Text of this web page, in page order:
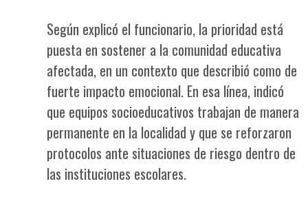
Según explicó el funcionario, la prioridad está
puesta en sostener a la comunidad educativa
afectada, en un contexto que describió como de
fuerte impacto emocional. En esa línea, indicó
que equipos socioeducativos trabajan de manera
permanente en la localidad y que se reforzaron
protocolos ante situaciones de riesgo dentro de
las instituciones escolares.